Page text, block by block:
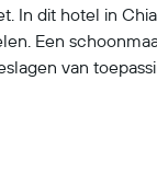
In dit hotel in
Een
van